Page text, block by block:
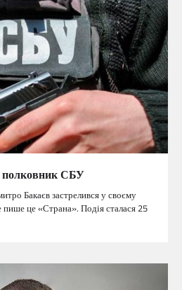
полковник СБУ
Бакаєв застрелився у своєму
це «Страна». Подія сталася 25